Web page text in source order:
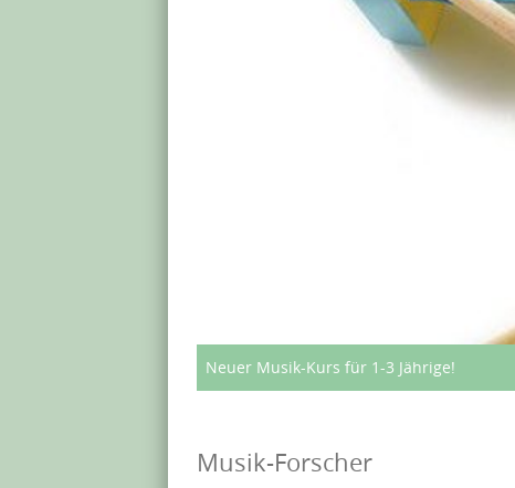
Neuer Musik-Kurs für 1-3 Jährige!
Musik-Forscher